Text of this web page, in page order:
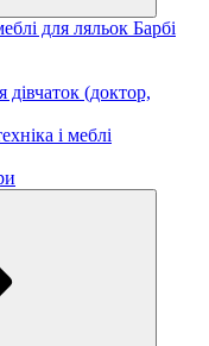
для ляльок Барбі
дівчаток (доктор,
і меблі